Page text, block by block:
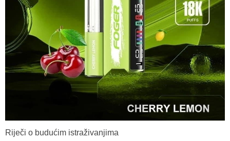
Riječi o budućim istraživanjima